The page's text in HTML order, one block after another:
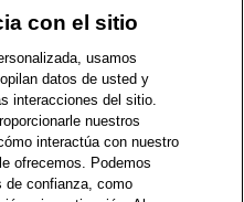
Términos de Uso | Accesibilidad
Policy | Mapa del sitio
- 2026 CVS.com
con el sitio
usamos
datos de usted y
interacciones del sitio.
nuestros
interactúa con nuestro
ofrecemos. Podemos
de confianza, como